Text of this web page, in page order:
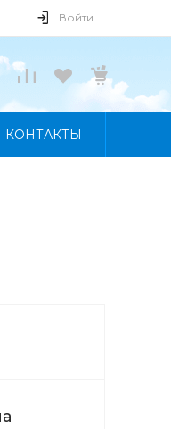
Войти
КОНТАКТЫ